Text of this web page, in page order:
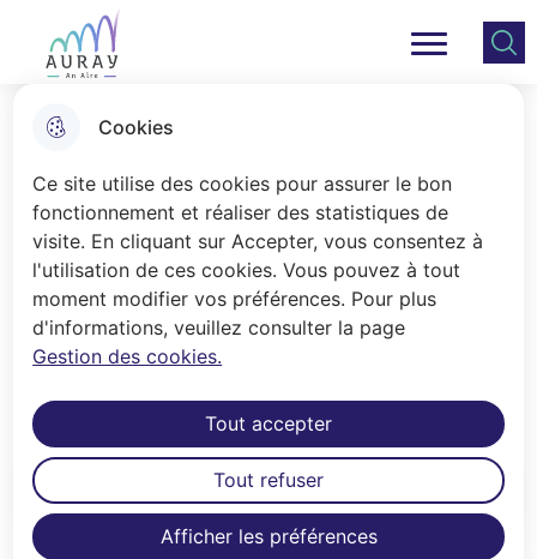
Cookies
Ce site utilise des cookies pour assurer le bon
fonctionnement et réaliser des statistiques de
visite. En cliquant sur Accepter, vous consentez à
l'utilisation de ces cookies. Vous pouvez à tout
moment modifier vos préférences. Pour plus
d'informations, veuillez consulter la page
Gestion des cookies.
Afficher les préférences
Tout accepter
Tout refuser
Aller
au
menu
Consulter
le plan
Ville Auray Menu principal
Accueil
On a tous un distributeur de sacs à
crottes près de chez soi. Et un
canisite à proximité.